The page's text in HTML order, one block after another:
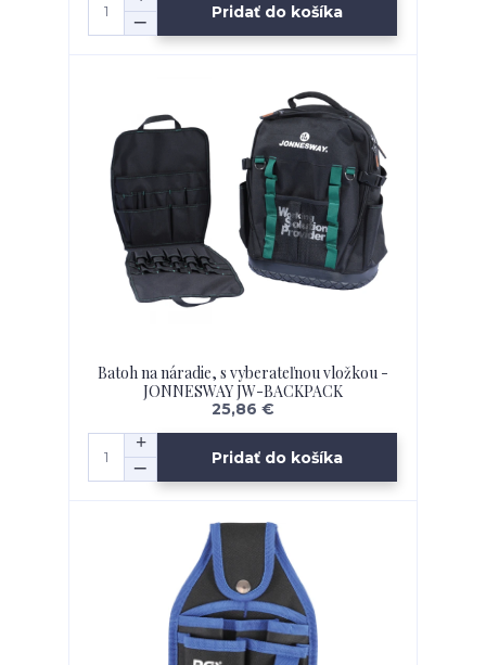
Pridať do košíka
Batoh na náradie, s vyberateľnou vložkou -
JONNESWAY JW-BACKPACK
25,86 €
Pridať do košíka